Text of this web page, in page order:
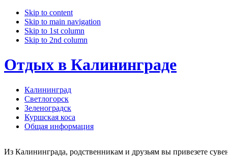
Skip to content
Skip to main navigation
Skip to 1st column
Skip to 2nd column
Отдых в Калининграде
Калининград
Светлогорск
Зеленоградск
Куршская коса
Общая информация
Из Калининграда, родственникам и друзьям вы привезете